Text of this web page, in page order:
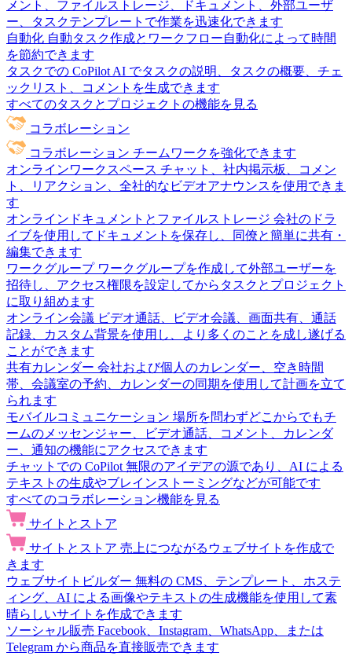
メント、ファイルストレージ、ドキュメント、外部ユーザ
ー、タスクテンプレートで作業を迅速化できます
自動化 自動タスク作成とワークフロー自動化によって時間
を節約できます
タスクでの CoPilot AI でタスクの説明、タスクの概要、チェ
ックリスト、コメントを生成できます
すべてのタスクとプロジェクトの機能を見る
コラボレーション
コラボレーション チームワークを強化できます
オンラインワークスペース チャット、社内掲示板、コメン
ト、リアクション、全社的なビデオアナウンスを使用できま
す
オンラインドキュメントとファイルストレージ 会社のドラ
イブを使用してドキュメントを保存し、同僚と簡単に共有・
編集できます
ワークグループ ワークグループを作成して外部ユーザーを
招待し、アクセス権限を設定してからタスクとプロジェクト
に取り組めます
オンライン会議 ビデオ通話、ビデオ会議、画面共有、通話
記録、カスタム背景を使用し、より多くのことを成し遂げる
ことができます
共有カレンダー 会社および個人のカレンダー、空き時間
帯、会議室の予約、カレンダーの同期を使用して計画を立て
られます
モバイルコミュニケーション 場所を問わずどこからでもチ
ームのメッセンジャー、ビデオ通話、コメント、カレンダ
ー、通知の機能にアクセスできます
チャットでの CoPilot 無限のアイデアの源であり、AI による
テキストの生成やブレインストーミングなどが可能です
すべてのコラボレーション機能を見る
サイトとストア
サイトとストア 売上につながるウェブサイトを作成で
きます
ウェブサイトビルダー 無料の CMS、テンプレート、ホステ
ィング、AI による画像やテキストの生成機能を使用して素
晴らしいサイトを作成できます
ソーシャル販売 Facebook、Instagram、WhatsApp、または
Telegram から商品を直接販売できます